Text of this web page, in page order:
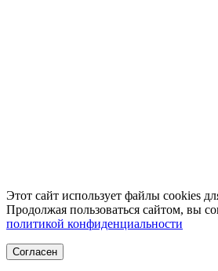
Этот сайт использует файлы cookies
Продолжая пользоваться сайтом, вы
политикой конфиденциальности
Согласен